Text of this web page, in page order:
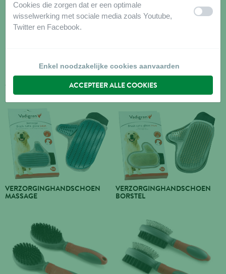
MASSAGEBORSTEL RUBBER BORSTEL RUBBER
VERZORGINGHANDSCHOEN
MASSAGE
VERZORGINGHANDSCHOEN
BORSTEL
Cookies die zorgen dat er een optimale
wisselwerking met sociale media zoals Youtube,
Twitter en Facebook.
uit aan
Enkel noodzakelijke cookies aanvaarden
ACCEPTEER ALLE COOKIES